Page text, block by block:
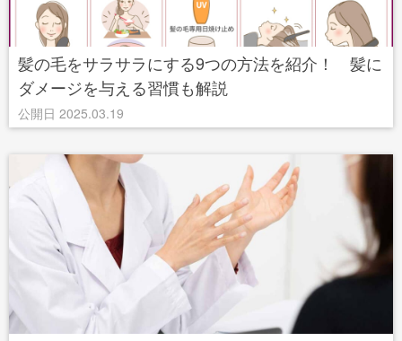
髪の毛をサラサラにする9つの方法を紹介！ 髪に
ダメージを与える習慣も解説
公開日 2025.03.19